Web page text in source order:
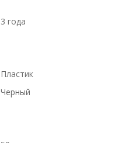
3 года
Пластик
Черный